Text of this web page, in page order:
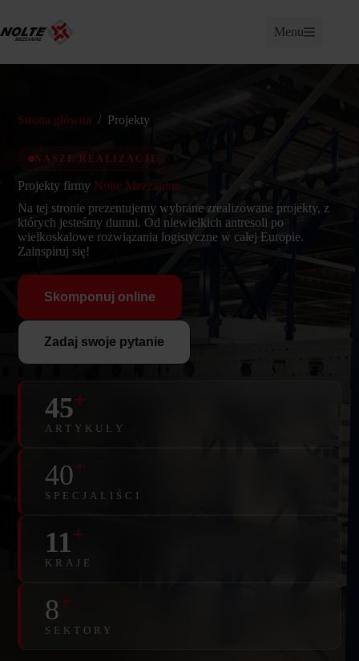
treści
Menu
Strona główna / Projekty
NASZE REALIZACJE
Projekty firmy Nolte Mezzanine
Na tej stronie prezentujemy wybrane zrealizowane projekty, z
których jesteśmy dumni. Od niewielkich antresoli po
wielkoskalowe rozwiązania logistyczne w całej Europie.
Zainspiruj się!
Skomponuj online
Zadaj swoje pytanie
45+
ARTYKUŁY
40+
SPECJALIŚCI
11+
KRAJE
8+
SEKTORY